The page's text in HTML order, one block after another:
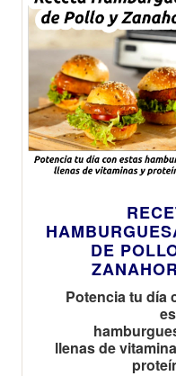
DE
Potencia tu día
llenas de